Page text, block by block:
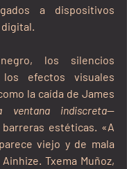
a dispositivos
los silencios
efectos visuales
la caída de James
ventana indiscreta—
estéticas. «A
viejo y de mala
Txema Muñoz,